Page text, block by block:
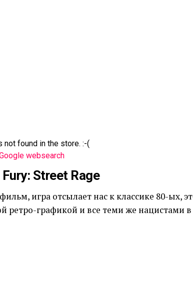
not found in the store. :-(
websearch
Fury: Street Rage
игра отсылает нас к классике 80-ых,
ретро-графикой и все теми же нацистами в